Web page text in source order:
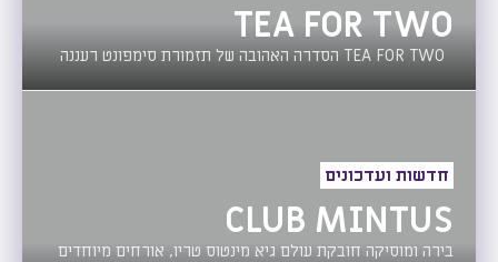
TEA FOR TWO
חדשות ועדכונים
CLUB MINTUS
בירה ומוסיקה חובקת עולם גיא מינטוס טריו, אורחים מיוחדים